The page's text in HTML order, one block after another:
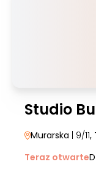
Studio
Murarska | 9/11,
Teraz otwarte